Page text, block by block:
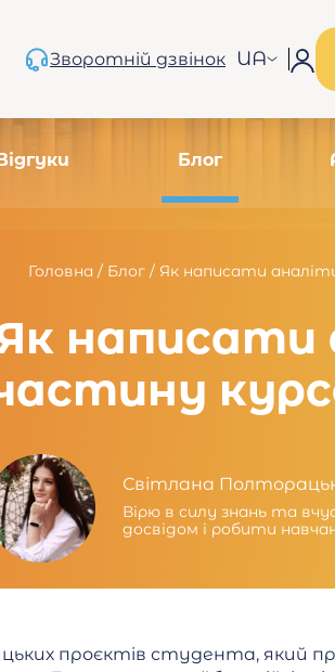
Зворотній дзвінок UA
Блог
Головна / Блог / Як написати
написати
Світлана
Вірю в силу знань та
досвідом і робити
проєктів студента, який